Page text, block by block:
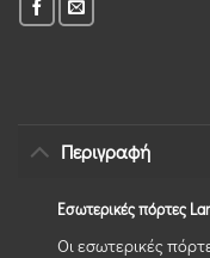
Περιγραφή
Εσωτερικές πόρτες
Οι εσωτερικές